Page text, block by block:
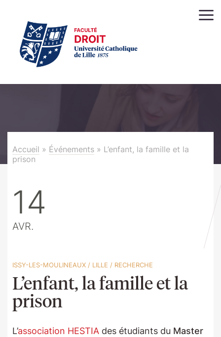
Accueil » Événements » L’enfant, la famille et la
prison
14
AVR.
ISSY-LES-MOULINEAUX / LILLE / RECHERCHE
L’enfant, la famille et la
prison
L’association HESTIA des étudiants du Master